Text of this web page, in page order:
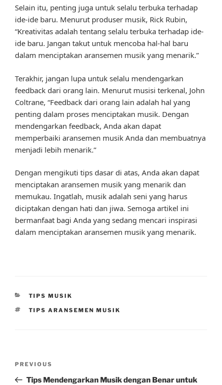
Selain itu, penting juga untuk selalu terbuka terhadap
ide-ide baru. Menurut produser musik, Rick Rubin,
“Kreativitas adalah tentang selalu terbuka terhadap ide-
ide baru. Jangan takut untuk mencoba hal-hal baru
dalam menciptakan aransemen musik yang menarik.”
Terakhir, jangan lupa untuk selalu mendengarkan
feedback dari orang lain. Menurut musisi terkenal, John
Coltrane, “Feedback dari orang lain adalah hal yang
penting dalam proses menciptakan musik. Dengan
mendengarkan feedback, Anda akan dapat
memperbaiki aransemen musik Anda dan membuatnya
menjadi lebih menarik.”
Dengan mengikuti tips dasar di atas, Anda akan dapat
menciptakan aransemen musik yang menarik dan
memukau. Ingatlah, musik adalah seni yang harus
diciptakan dengan hati dan jiwa. Semoga artikel ini
bermanfaat bagi Anda yang sedang mencari inspirasi
dalam menciptakan aransemen musik yang menarik.
CATEGORIES
TIPS MUSIK
TAGS
TIPS ARANSEMEN MUSIK
Previous
Post
PREVIOUS
Tips Mendengarkan Musik dengan Benar untuk